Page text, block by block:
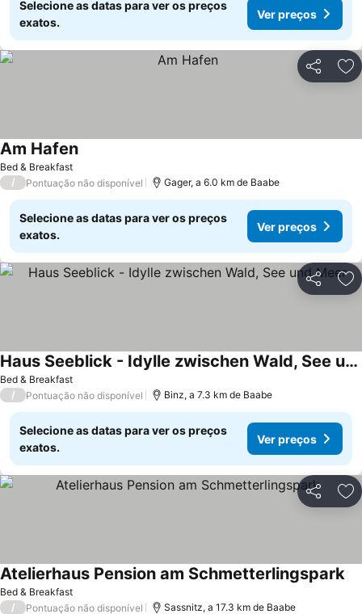
Selecione as datas para ver os preços
exatos.
Ver preços
Partilhar
Bed & Breakfast
Am Hafen
/ Pontuação não disponível Gager, a 6.0 km de Baabe
Selecione as datas para ver os preços
exatos.
Ver preços
Partilhar
Bed & Breakfast
Haus Seeblick - Idylle zwischen Wald, See und Meer
/ Pontuação não disponível Binz, a 7.3 km de Baabe
Selecione as datas para ver os preços
exatos.
Ver preços
Partilhar
Bed & Breakfast
Atelierhaus Pension am Schmetterlingspark
/ Pontuação não disponível Sassnitz, a 17.3 km de Baabe